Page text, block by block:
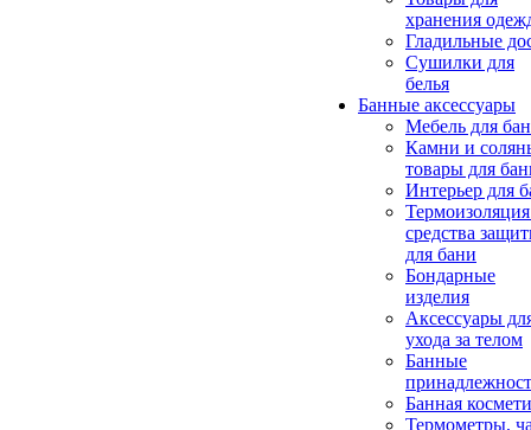
хранения
Гладильные
Сушилки для
белья
Банные аксессуары
Мебель для
Камни и
товары для
Интерьер для
средства
для бани
Бондарные
изделия
Аксеcсуары
ухода за телом
Банные
Банная
Термометры,